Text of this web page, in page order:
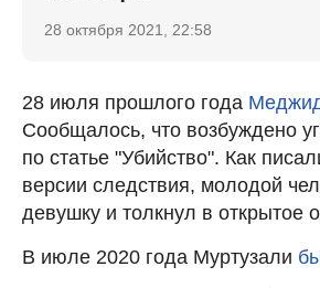
28 октября 2021, 22:58
28 июля прошлого года
Сообщалось, что возбуждено
по статье "Убийство". Как
версии следствия, молодой
девушку и толкнул в открытое
В июле 2020 года Муртузали